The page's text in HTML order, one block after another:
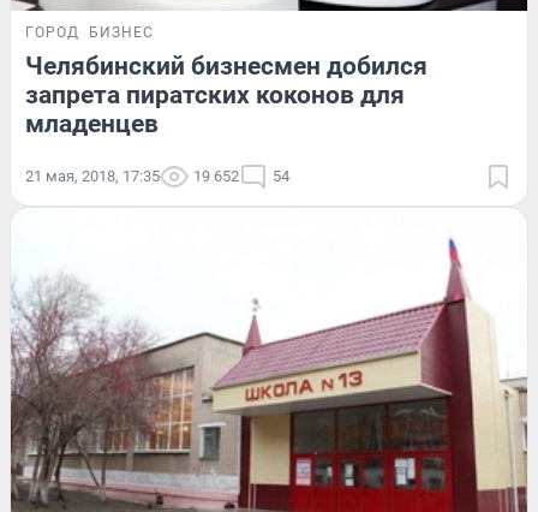
ГОРОД БИЗНЕС
Челябинский бизнесмен добился
запрета пиратских коконов для
младенцев
21 мая, 2018, 17:35 19 652 54